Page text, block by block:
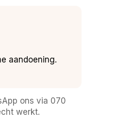
aandoening.
ons via 070
werkt.